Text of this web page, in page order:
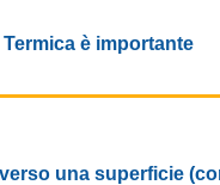
è importante
una superficie